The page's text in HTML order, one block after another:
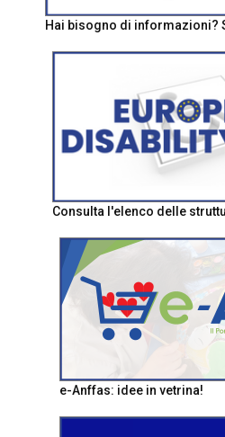
Hai bisogno di informazioni?
Consulta l'elenco delle
e-Anffas: idee in vetrina!